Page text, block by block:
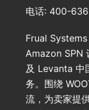
电话: 400-
Frual
Amazon SPN
及 Levanta 中
务。围绕
流，为卖家提